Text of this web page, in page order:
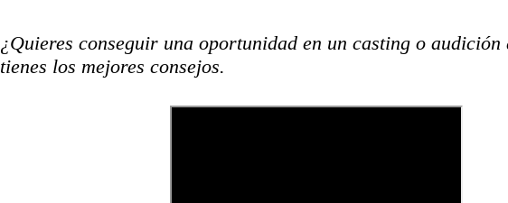
¿Quieres conseguir una oportunidad en un casting o audición
tienes los mejores consejos.